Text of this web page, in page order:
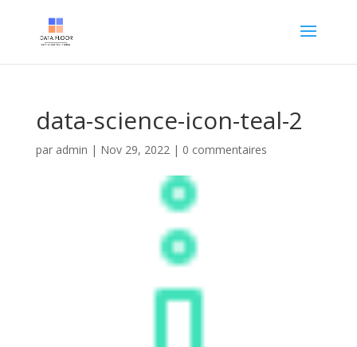
data-science-icon-teal-2
par admin | Nov 29, 2022| 0 commentaires